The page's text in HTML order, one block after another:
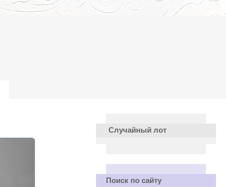
Случайный лот
Поиск по сайту